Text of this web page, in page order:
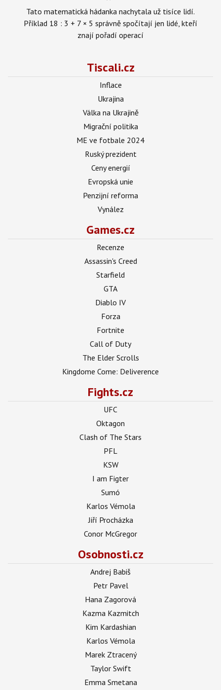
Tato matematická hádanka nachytala už tisíce lidí.
Příklad 18 : 3 + 7 × 5 správně spočítají jen lidé, kteří
znají pořadí operací
Tiscali.cz
Inflace
Ukrajina
Válka na Ukrajině
Migrační politika
ME ve fotbale 2024
Ruský prezident
Ceny energií
Evropská unie
Penzijní reforma
Vynález
Games.cz
Recenze
Assassin's Creed
Starfield
GTA
Diablo IV
Forza
Fortnite
Call of Duty
The Elder Scrolls
Kingdome Come: Deliverence
Fights.cz
UFC
Oktagon
Clash of The Stars
PFL
KSW
I am Figter
Sumó
Karlos Vémola
Jiří Procházka
Conor McGregor
Osobnosti.cz
Andrej Babiš
Petr Pavel
Hana Zagorová
Kazma Kazmitch
Kim Kardashian
Karlos Vémola
Marek Ztracený
Taylor Swift
Emma Smetana